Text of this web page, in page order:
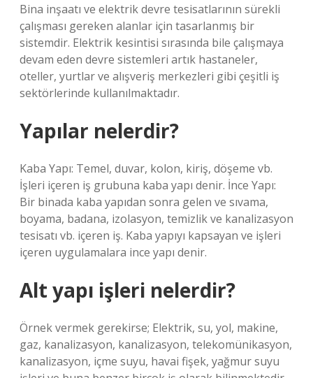
Bina inşaatı ve elektrik devre tesisatlarının sürekli
çalışması gereken alanlar için tasarlanmış bir
sistemdir. Elektrik kesintisi sırasında bile çalışmaya
devam eden devre sistemleri artık hastaneler,
oteller, yurtlar ve alışveriş merkezleri gibi çeşitli iş
sektörlerinde kullanılmaktadır.
Yapılar nelerdir?
Kaba Yapı: Temel, duvar, kolon, kiriş, döşeme vb.
İşleri içeren iş grubuna kaba yapı denir. İnce Yapı:
Bir binada kaba yapıdan sonra gelen ve sıvama,
boyama, badana, izolasyon, temizlik ve kanalizasyon
tesisatı vb. içeren iş. Kaba yapıyı kapsayan ve işleri
içeren uygulamalara ince yapı denir.
Alt yapı işleri nelerdir?
Örnek vermek gerekirse; Elektrik, su, yol, makine,
gaz, kanalizasyon, kanalizasyon, telekomünikasyon,
kanalizasyon, içme suyu, havai fişek, yağmur suyu